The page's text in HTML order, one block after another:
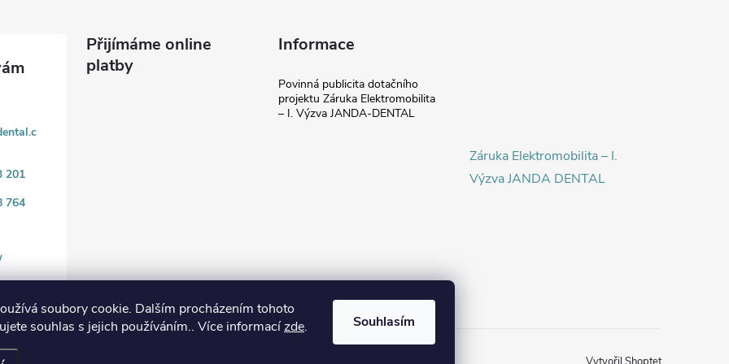
soubory cookie. Dalším procházením tohoto
souhlas s jejich používáním.. Více informacízde. Souhlasím
201
764
Přijímáme online
platby
Informace
Povinná publicita dotačního
projektu Záruka Elektromobilita
– I. Výzva JANDA-DENTAL
Záruka Elektromobilita – I.
Výzva JANDA DENTAL